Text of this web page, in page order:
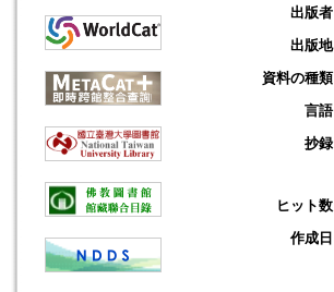
出版者
出版地
資料の種類
言語
抄録
ヒット数
作成日